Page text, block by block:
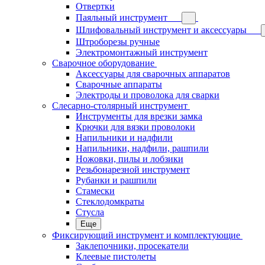
Отвертки
Паяльный инструмент
Шлифовальный инструмент и аксессуары
Штроборезы ручные
Электромонтажный инструмент
Сварочное оборудование
Аксессуары для сварочных аппаратов
Сварочные аппараты
Электроды и проволока для сварки
Слесарно-столярный инструмент
Инструменты для врезки замка
Крючки для вязки проволоки
Напильники и надфили
Напильники, надфили, рашпили
Ножовки, пилы и лобзики
Резьбонарезной инструмент
Рубанки и рашпили
Стамески
Стеклодомкраты
Стусла
Еще
Фиксирующий инструмент и комплектующие
Заклепочники, просекатели
Клеевые пистолеты